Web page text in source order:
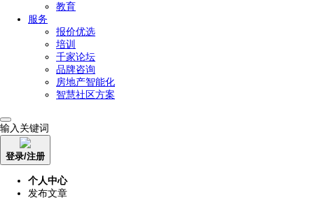
教育
服务
报价优选
培训
千家论坛
品牌咨询
房地产智能化
智慧社区方案
输入关键词
登录/注册
个人中心
发布文章